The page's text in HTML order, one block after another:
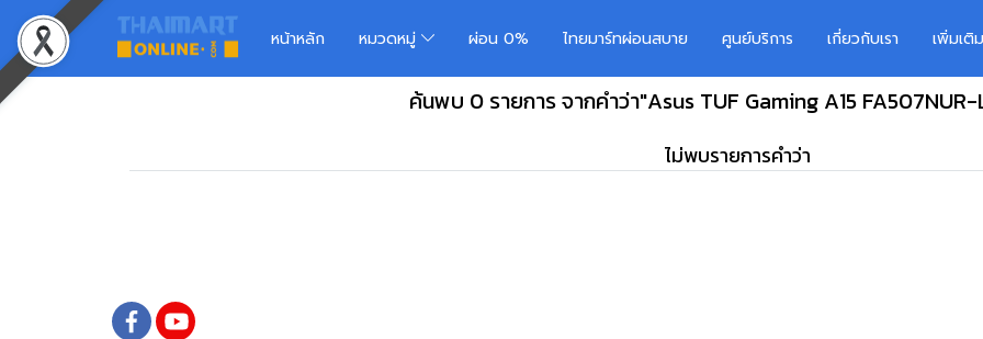
หน้าหลัก หมวดหมู่ ผ่อน 0% ไทยมาร์ทผ่อนสบาย ศูนย์บริการ เกี่ยวกับเรา เพิ่มเติม
ค้นพบ 0 รายการ จากคำว่า"Asus TUF Gaming A15
ไม่พบรายการคำว่า